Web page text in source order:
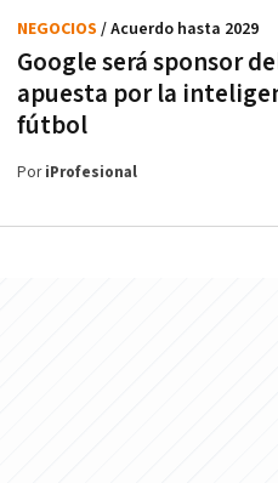
Google será sponsor
apuesta por la
fútbol
NEGOCIOS / Acuerdo hasta 2029
PoriProfesional